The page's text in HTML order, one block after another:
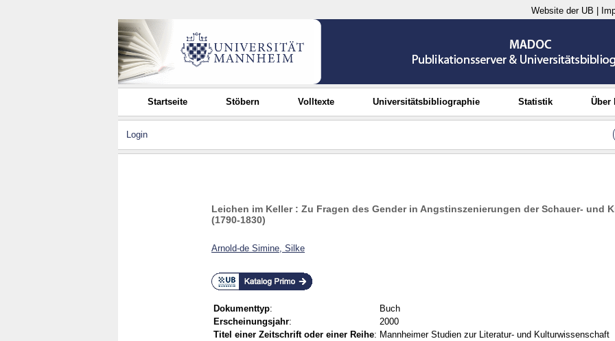
Website der UB
Startseite Stöbern Volltexte Universitätsbibliographie Statistik Über
Login
Leichen im Keller : Zu Fragen des Gender in Angstinszenierungen der Schauer- und
(1790-1830)
Arnold-de Simine, Silke
Dokumenttyp:
Buch
Erscheinungsjahr:
2000
Titel einer Zeitschrift oder einer Reihe: Mannheimer Studien zur Literatur- und Kulturwissenschaft